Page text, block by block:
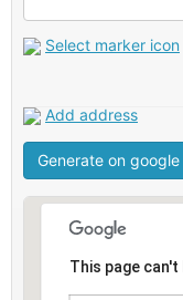
Select marker icon
Add address
This page